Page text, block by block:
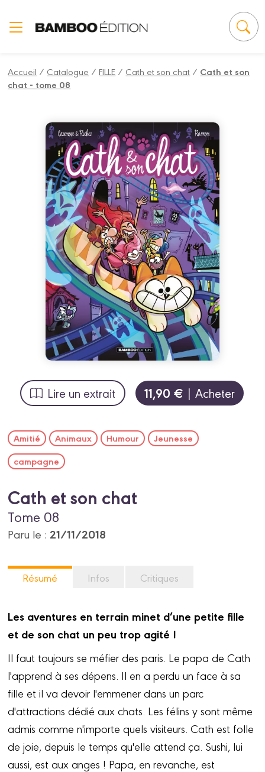
Accueil / Catalogue /FILLE / Cath et son chat / Cath et son
chat - tome 08
Lire un extrait 11,90 € | Acheter
Amitié Animaux Humour
Jeunesse
campagne
Cath et son chat
Tome 08
Paru le : 21/11/2018
Résumé Infos Critiques
Les aventures en terrain minet d’une petite fille
et de son chat un peu trop agité !
Il faut toujours se méfier des paris. Le papa de Cath
l'apprend à ses dépens. Il en a perdu un face à sa
fille et il va devoir l'emmener dans un parc
d'attractions dédié aux chats. Les félins y sont même
admis comme n'importe quels visiteurs. Cath est folle
de joie, depuis le temps qu'elle attend ça. Sushi, lui
aussi, est aux anges ! Papa, en revanche, est